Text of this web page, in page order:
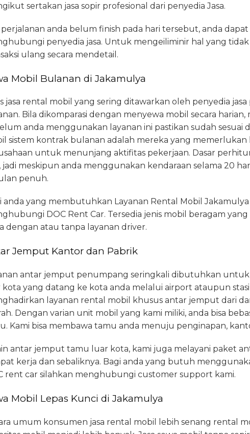
sertakan jasa sopir profesional dari penyedia Jasa.
perjalanan anda belum finish pada hari tersebut, anda
penyedia jasa. Untuk mengeiliminir hal yang
ulang secara mendetail.
Mobil Bulanan di Jakamulya
jasa rental mobil yang sering ditawarkan oleh penyedia
Bila dikomparasi dengan menyewa mobil secara
anda menggunakan layanan ini pastikan sudah sesuai
sistem kontrak bulanan adalah mereka yang
untuk menunjang aktifitas pekerjaan. Dasar
jadi meskipun anda menggunakan kendaraan selama 20
penuh.
anda yang membutuhkan Layanan Rental Mobil
DOC Rent Car. Tersedia jenis mobil beragam
dengan atau tanpa layanan driver.
Jemput Kantor dan Pabrik
antar jemput penumpang seringkali dibutuhkan
kota yang datang ke kota anda melalui airport ataupun
layanan rental mobil khusus antar jemput dari
Dengan varian unit mobil yang kami miliki, anda bisa
Kami bisa membawa tamu anda menuju penginapan,
antar jemput tamu luar kota, kami juga melayani paket
kerja dan sebaliknya. Bagi anda yang butuh
rent car silahkan menghubungi customer support kami.
Mobil Lepas Kunci di Jakamulya
umum konsumen jasa rental mobil lebih senang rental